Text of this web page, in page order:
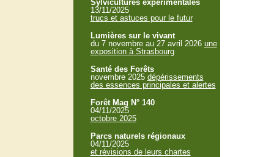
Sylvicultures expérimentales
13/11/2025
trucs et astuces pour le futur
Lumières sur le vivant
du 7 novembre au 27 avril 2026 une
exposition à Strasbourg
Santé des Forêts
novembre 2025 dépérissements
des essences principales et alertes
Forêt Mag N° 140
04/11/2025
octobre 2025
Parcs naturels régionaux
04/11/2025
et révisions de leurs chartes